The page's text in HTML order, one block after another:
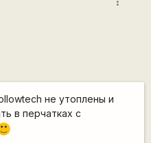
не утоплены и
в перчатках с
:)